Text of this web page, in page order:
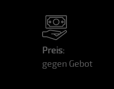
Preis:
gegen Gebot